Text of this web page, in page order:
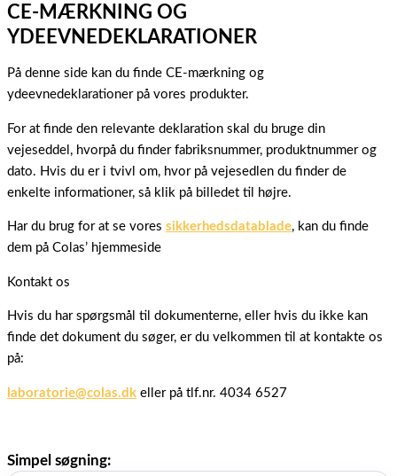
CE-MÆRKNING OG
YDEEVNEDEKLARATIONER
På denne side kan du finde CE-mærkning og
ydeevnedeklarationer på vores produkter.
For at finde den relevante deklaration skal du bruge din
vejeseddel, hvorpå du finder fabriksnummer, produktnummer og
dato. Hvis du er i tvivl om, hvor på vejesedlen du finder de
enkelte informationer, så klik på billedet til højre.
Har du brug for at se vores sikkerhedsdatablade, kan du finde
dem på Colas’ hjemmeside
Kontakt os
Hvis du har spørgsmål til dokumenterne, eller hvis du ikke kan
finde det dokument du søger, er du velkommen til at kontakte os
på:
laboratorie@colas.dk eller på tlf.nr. 4034 6527
Simpel søgning: